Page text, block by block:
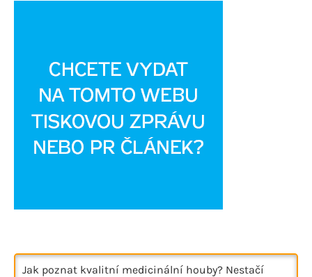
Jak poznat kvalitní medicinální houby? Nestačí